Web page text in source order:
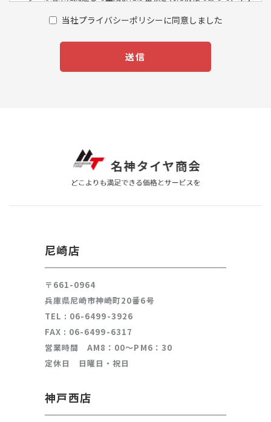
サービスにおいて当社が収集する利用者情報は、その収集方法に
(1) ユーザーからご提供いただく情報
​​​​​​​本サービスを利用するために、または本サービスの利用を通じて
ユーザーが、本サービスを利用するにあたり、ソーシャルネット
ワーキングサービス等の他のサービスとの連携を許可した場合に
は、その許可の際にご同意いただいた内容に基づき、以下の情報
・当該外部サービスでユーザーが利用するID
る情報
・リファラ
・IPアドレス
・サーバーアクセスログに関する情報
・Cookie、ADID、IDFAその他の識別子
(4) ユーザーが本サービスを利用するにあたって、当社がユーザ
ーの個別同意に基づいて収集する情報
当社は、ユーザーが3-1に定める方法により個別に同意した場
当社プライバシーポリシーに同意しました
送信
尼崎店
〒661-0964
兵庫県尼崎市神崎町20番6号
TEL : 06-6499-3926
FAX : 06-6499-6317
営業時間 AM8：00～PM6：30
定休日 日曜日・祝日
神戸西店